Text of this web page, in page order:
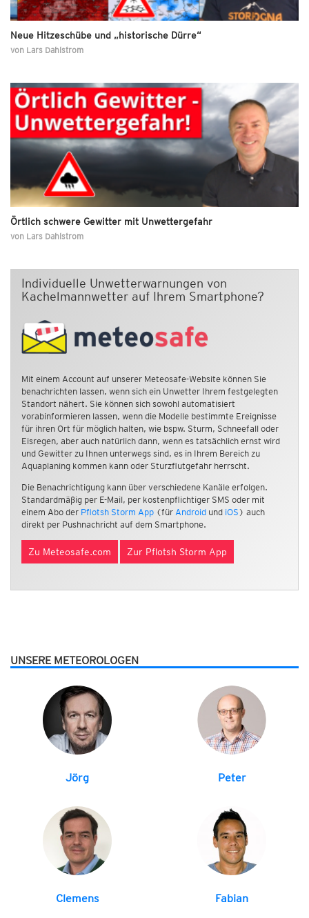
Neue Hitzeschübe und „historische Dürre“
von Lars Dahlstrom
Örtlich schwere Gewitter mit Unwettergefahr
von Lars Dahlstrom
Individuelle Unwetterwarnungen von
Kachelmannwetter auf Ihrem Smartphone?
Mit einem Account auf unserer Meteosafe-Website können Sie
benachrichten lassen, wenn sich ein Unwetter Ihrem festgelegten
Standort nähert. Sie können sich sowohl automatisiert
vorabinformieren lassen, wenn die Modelle bestimmte Ereignisse
für ihren Ort für möglich halten, wie bspw. Sturm, Schneefall oder
Eisregen, aber auch natürlich dann, wenn es tatsächlich ernst wird
und Gewitter zu Ihnen unterwegs sind, es in Ihrem Bereich zu
Aquaplaning kommen kann oder Sturzflutgefahr herrscht.
Die Benachrichtigung kann über verschiedene Kanäle erfolgen.
Standardmäßig per E-Mail, per kostenpflichtiger SMS oder mit
einem Abo der Pflotsh Storm App (für Android und iOS ) auch
direkt per Pushnachricht auf dem Smartphone.
Zu Meteosafe.com Zur Pflotsh Storm App
UNSERE METEOROLOGEN
Jörg Peter
Clemens Fabian